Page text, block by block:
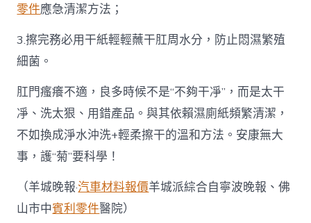
零件應急清潔方法；
3.擦完務必用干紙輕輕蘸干肛周水分，防止悶濕繁殖
細菌。
肛門瘙癢不適，良多時候不是“不夠干凈”，而是太干
凈、洗太狠、用錯產品。與其依賴濕廁紙頻繁清潔，
不如換成淨水沖洗+輕柔擦干的溫和方法。安康無大
事，護“菊”要科學！
（羊城晚報·汽車材料報價羊城派綜合自寧波晚報、佛
山市中賓利零件醫院）